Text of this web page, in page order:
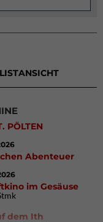
PÖLTEN
Abenteuer
im Gesäuse
dem Ith